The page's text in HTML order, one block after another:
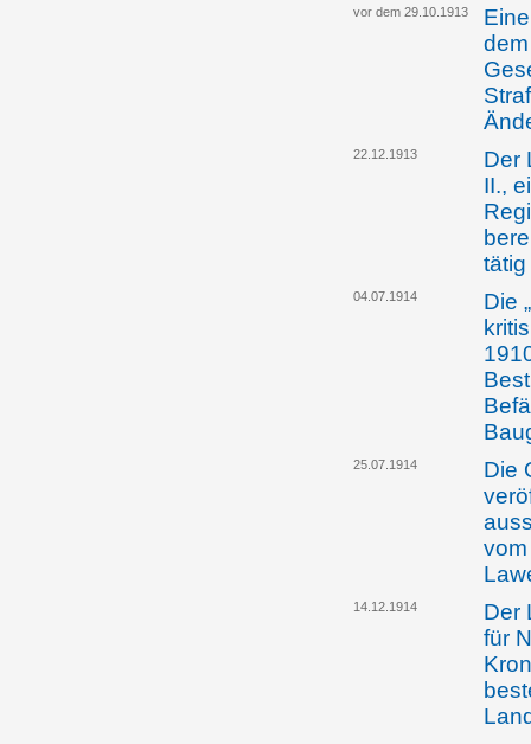
vor dem 29.10.1913
22.12.1913
Der
II.,
04.07.1914
Die
25.07.1914
Die
14.12.1914
Der
für